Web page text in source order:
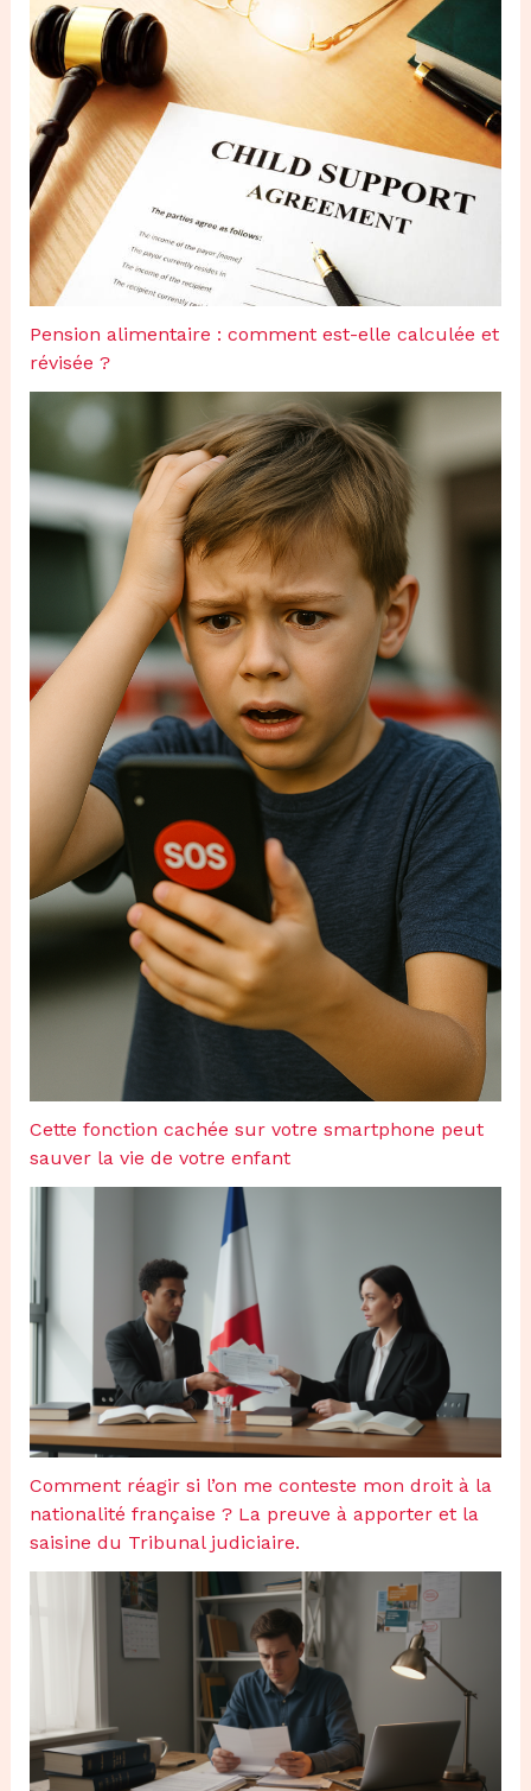
Pension alimentaire : comment est-elle calculée et
révisée ?
Cette fonction cachée sur votre smartphone peut
sauver la vie de votre enfant
Comment réagir si l’on me conteste mon droit à la
nationalité française ? La preuve à apporter et la
saisine du Tribunal judiciaire.